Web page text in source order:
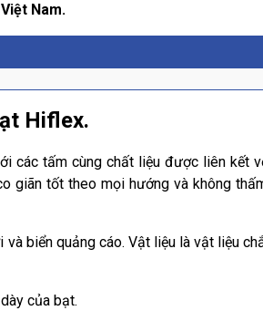
Nam.
Hiflex.
các tấm cùng chất liệu được liên kết
giãn tốt theo mọi hướng và không
biển quảng cáo. Vật liệu là vật liệu
của bạt.